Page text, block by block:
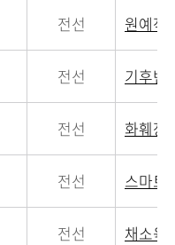
전선 원예작
전선 기후변
전선 화훼장
전선 스마트
전선 채소육